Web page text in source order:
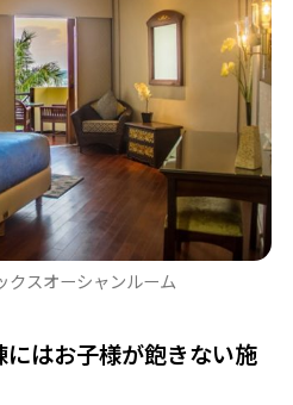
クスオーシャンルーム
はお子様が飽きない施